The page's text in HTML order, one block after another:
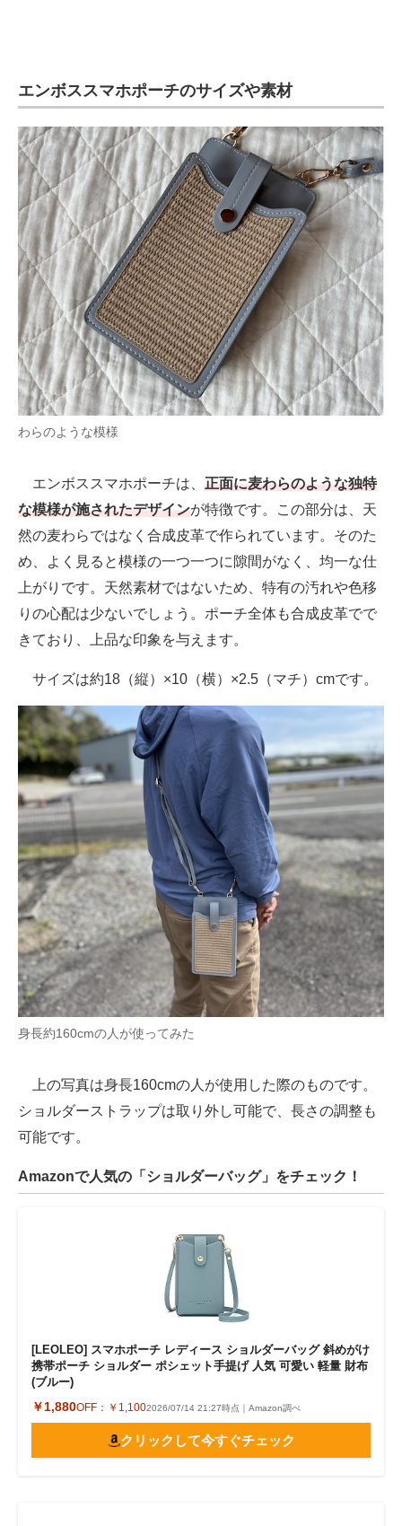
エンボススマホポーチのサイズや素材
わらのような模様
エンボススマホポーチは、 正面に麦わらのような独特
な模様が施されたデザインが特徴です。この部分は、天
然の麦わらではなく合成皮革で作られています。そのた
め、よく見ると模様の一つ一つに隙間がなく、均一な仕
上がりです。天然素材ではないため、特有の汚れや色移
りの心配は少ないでしょう。ポーチ全体も合成皮革でで
きており、上品な印象を与えます。
サイズは約18（縦）×10（横）×2.5（マチ）cmです。
身長約160cmの人が使ってみた
上の写真は身長160cmの人が使用した際のものです。
ショルダーストラップは取り外し可能で、長さの調整も
可能です。
Amazonで人気の「ショルダーバッグ」をチェック！
[LEOLEO] スマホポーチ レディース ショルダーバッグ 斜めがけ
携帯ポーチ ショルダー ポシェット手提げ 人気 可愛い 軽量 財布
(ブルー)
￥1,880OFF： ￥1,1002026/07/14 21:27時点｜Amazon調べ
クリックして今すぐチェック